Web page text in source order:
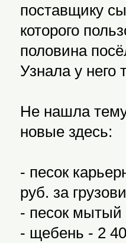
поставщику
которого
половина
Узнала у него
Не нашла
новые здесь:
- песок
руб. за
- песок мытый
- щебень - 2